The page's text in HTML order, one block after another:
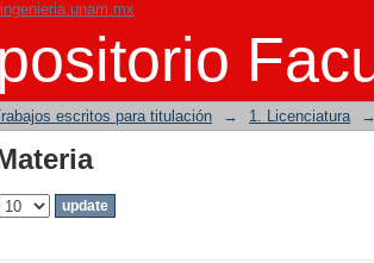
escritos para titulación → 1. Licenciatura